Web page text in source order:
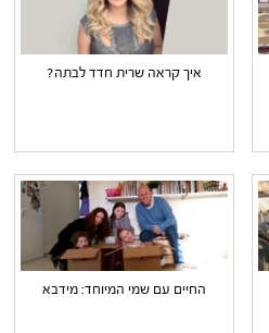
איך קראה שרית חדד לבתה?
החיים עם שמי המיוחד: מידבא